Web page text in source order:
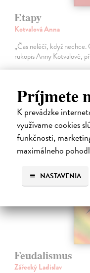
Príjmete
K prevádzke
využívame cookies
funkčnosti,
maximálneho
NASTAVENIA
Etapy
Kotvalová Anna
„Čas neléčí, když nechce.
rukopis Anny Kotvalové,
Zasielame do 14
Feudalismus
Zářecký Ladislav